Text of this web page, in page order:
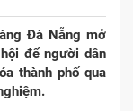
Đà Nẵng mở
để người dân
thành phố qua